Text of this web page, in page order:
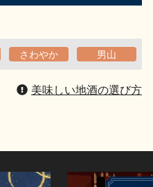
さわやか 男山
美味しい地酒の選び方